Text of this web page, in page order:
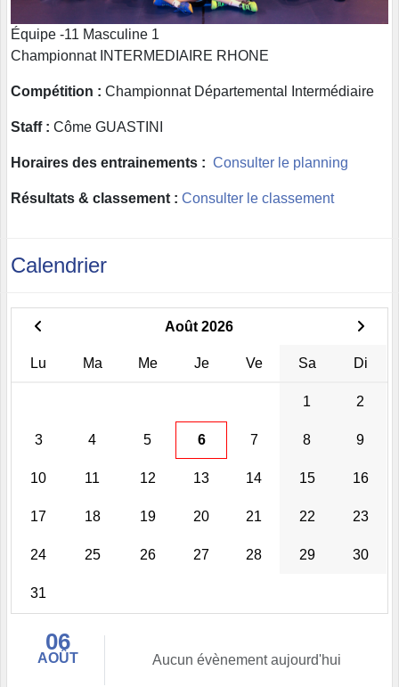
Équipe -11 Masculine 1
Championnat INTERMEDIAIRE RHONE
Compétition : Championnat Départemental Intermédiaire
Staff : Côme GUASTINI
Horaires des entrainements : Consulter le planning
Résultats & classement : Consulter le classement
Calendrier
Août 2026
Lu Ma Me Je Ve Sa Di
1 2
3 4 5 6 7 8 9
10 11 12 13 14 15 16
17 18 19 20 21 22 23
24 25 26 27 28 29 30
31
06
AOÛT Aucun évènement aujourd'hui